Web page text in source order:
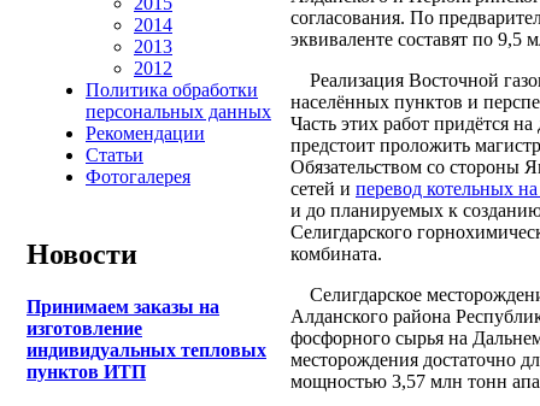
2014
2013
2012
Политика обработки
персональных данных
Рекомендации
Статьи
Фотогалерея
Новости
Принимаем заказы на
изготовление
индивидуальных тепловых
пунктов ИТП
согласования. По
эквиваленте составят по 9,5
Реализация Восточной
населённых пунктов и
Часть этих работ придётся
предстоит проложить
Обязательством со стороны
сетей и перевод котельных
и до планируемых к
Селигдарского
комбината.
Селигдарское
Алданского района
фосфорного сырья на
месторождения достаточно
мощностью 3,57 млн тонн